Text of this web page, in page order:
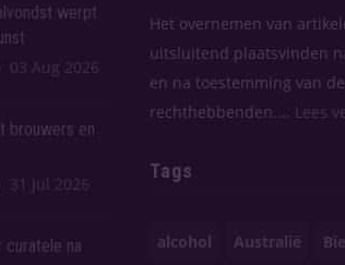
werpt
03 Aug 2026
brouwers en
31 Jul 2026
curatele na
Het overnemen van
uitsluitend plaatsvinden
en na toestemming van
rechthebbenden....
Lees
Tags
alcohol Australië